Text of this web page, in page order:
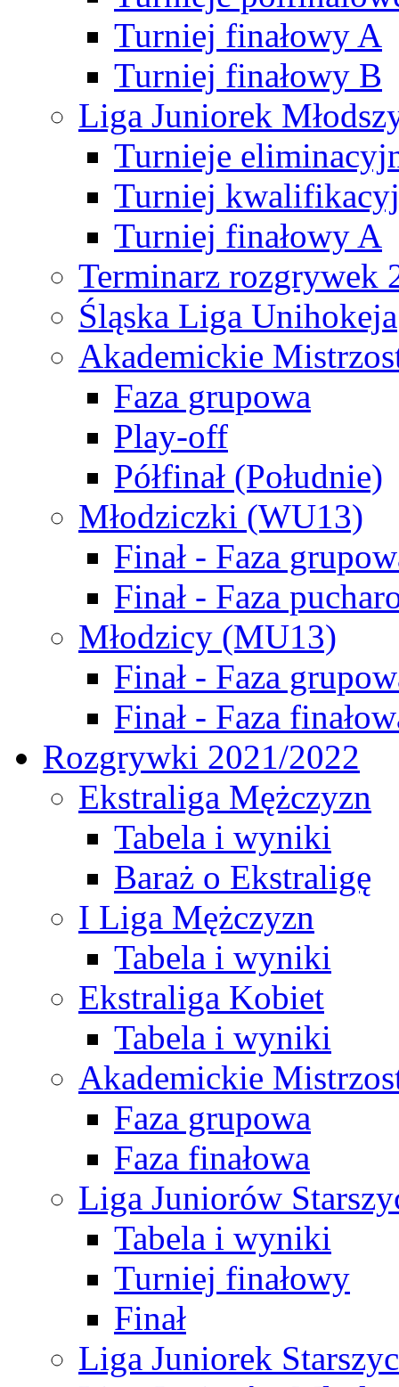
Turniej finałowy A
Turniej finałowy B
Liga Juniorek
Turnieje
Turniej
Turniej finałowy A
Terminarz rozgrywek
Śląska Liga Unihokeja
Akademickie
Faza grupowa
Play-off
Półfinał (Południe)
Młodziczki (WU13)
Finał - Faza
Finał - Faza
Młodzicy (MU13)
Finał - Faza
Finał - Faza
Rozgrywki 2021/2022
Ekstraliga Mężczyzn
Tabela i wyniki
Baraż o Ekstraligę
I Liga Mężczyzn
Tabela i wyniki
Ekstraliga Kobiet
Tabela i wyniki
Akademickie
Faza grupowa
Faza finałowa
Liga Juniorów
Tabela i wyniki
Turniej finałowy
Finał
Liga Juniorek